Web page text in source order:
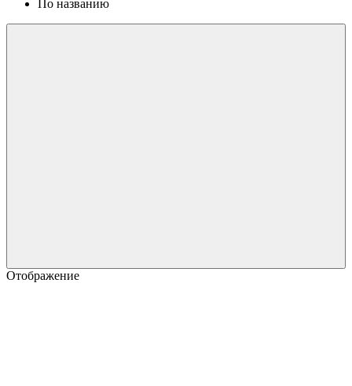
По названию
Отображение